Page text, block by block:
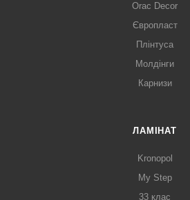
Orac Decor
Європласт
Плінтуса
Молдінги
Карнизи
ЛАМІНАТ
Kronopol
My Step
33 клас